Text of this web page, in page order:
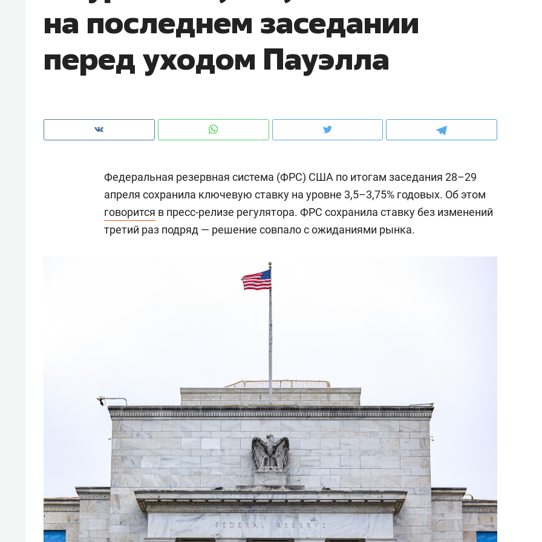
на последнем заседании
перед уходом Пауэлла
Федеральная резервная система (ФРС) США по итогам заседания 28–29
апреля сохранила ключевую ставку на уровне 3,5–3,75% годовых. Об этом
говорится в пресс-релизе регулятора. ФРС сохранила ставку без изменений
третий раз подряд — решение совпало с ожиданиями рынка.
чем интересен Оман?
клиентах и чудных запросах мастеров
Рекомендуем
Оставить шум за волной: как
Рекомендуем
Психотерапевт «Фороса»:
когда человек не считает
свою сверхнагрузку
стрессом»